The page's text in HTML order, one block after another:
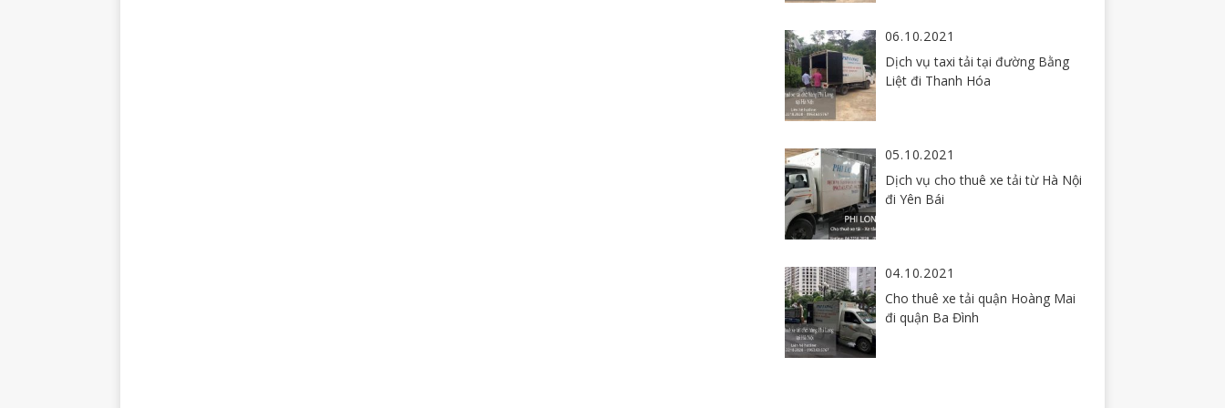
06.10.2021
Dịch vụ taxi tải tại đường Bằng
Liệt đi Thanh Hóa
05.10.2021
Dịch vụ cho thuê xe tải từ Hà Nội
đi Yên Bái
04.10.2021
Cho thuê xe tải quận Hoàng Mai
đi quận Ba Đình